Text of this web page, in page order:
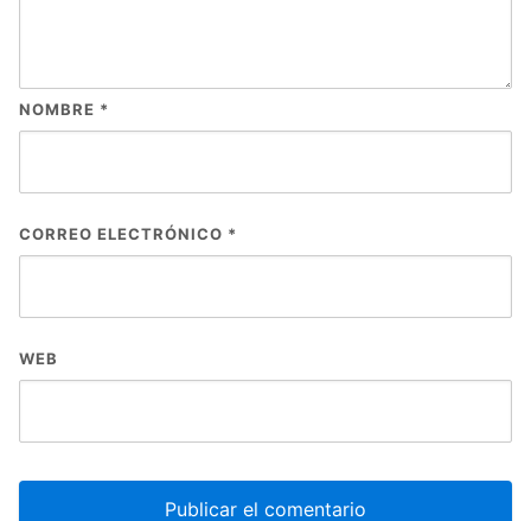
NOMBRE *
CORREO ELECTRÓNICO *
WEB